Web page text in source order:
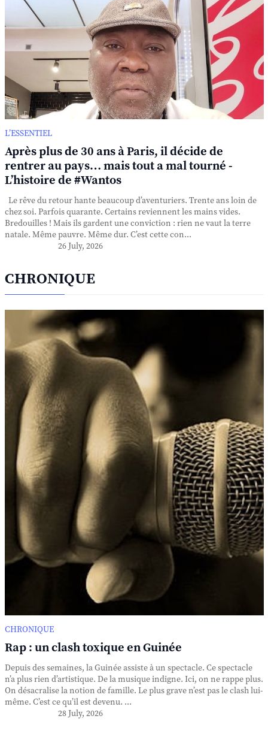
L’ESSENTIEL
Après plus de 30 ans à Paris, il décide de
rentrer au pays… mais tout a mal tourné -
L’histoire de #Wantos
Le rêve du retour hante beaucoup d’aventuriers. Trente ans loin de
chez soi. Parfois quarante. Certains reviennent les mains vides.
Bredouilles ! Mais ils gardent une conviction : rien ne vaut la terre
natale. Même pauvre. Même dur. C’est cette con...
26 July, 2026
CHRONIQUE
CHRONIQUE
Rap : un clash toxique en Guinée
Depuis des semaines, la Guinée assiste à un spectacle. Ce spectacle
n’a plus rien d’artistique. De la musique indigne. Ici, on ne rappe plus.
On désacralise la notion de famille. Le plus grave n’est pas le clash lui-
même. C’est ce qu’il est devenu. ...
28 July, 2026